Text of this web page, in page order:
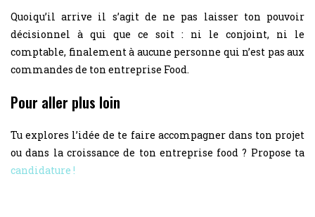
Quoiqu’il arrive il s’agit de ne pas laisser ton pouvoir
décisionnel à qui que ce soit : ni le conjoint, ni le
comptable, finalement à aucune personne qui n’est pas aux
commandes de ton entreprise Food.
Pour aller plus loin
Tu explores l’idée de te faire accompagner dans ton projet
ou dans la croissance de ton entreprise food ? Propose ta
candidature !